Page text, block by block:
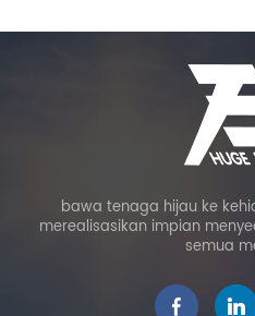
bawa tenaga hijau ke
merealisasikan impian
semua